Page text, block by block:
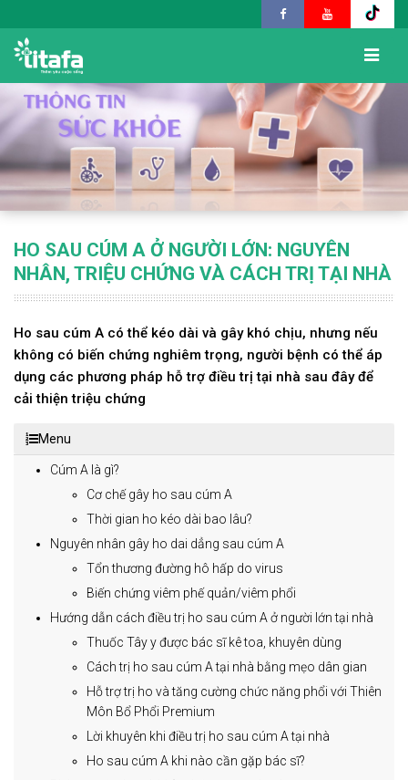
HO SAU CÚM A Ở NGƯỜI LỚN: NGUYÊN
NHÂN, TRIỆU CHỨNG VÀ CÁCH TRỊ TẠI NHÀ
Ho sau cúm A có thể kéo dài và gây khó chịu, nhưng nếu
không có biến chứng nghiêm trọng, người bệnh có thể áp
dụng các phương pháp hỗ trợ điều trị tại nhà sau đây để
cải thiện triệu chứng
Menu
Cúm A là gì?
Cơ chế gây ho sau cúm A
Thời gian ho kéo dài bao lâu?
Nguyên nhân gây ho dai dẳng sau cúm A
Tổn thương đường hô hấp do virus
Biến chứng viêm phế quản/viêm phổi
Hướng dẫn cách điều trị ho sau cúm A ở người lớn tại nhà
Thuốc Tây y được bác sĩ kê toa, khuyên dùng
Cách trị ho sau cúm A tại nhà bằng mẹo dân gian
Hỗ trợ trị ho và tăng cường chức năng phổi với Thiên
Môn Bổ Phổi Premium
Lời khuyên khi điều trị ho sau cúm A tại nhà
Ho sau cúm A khi nào cần gặp bác sĩ?